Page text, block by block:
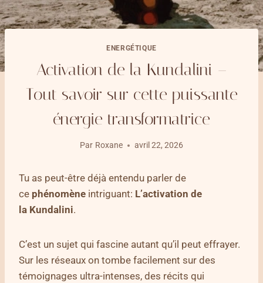
ENERGÉTIQUE
Activation de la Kundalini –
Tout savoir sur cette puissante
énergie transformatrice
Par Roxane avril 22, 2026
Tu as peut-être déjà entendu parler de
ce phénomène intriguant: L’activation de
la Kundalini.
C’est un sujet qui fascine autant qu’il peut effrayer.
Sur les réseaux on tombe facilement sur des
témoignages ultra-intenses, des récits qui